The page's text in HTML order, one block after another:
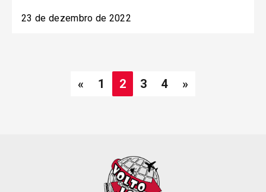
23 de dezembro de 2022
« 1 2 3 4 »